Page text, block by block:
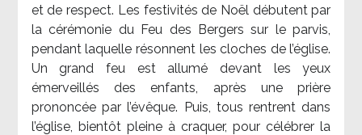
et de respect. Les festivités de Noël débutent par
la cérémonie du Feu des Bergers sur le parvis,
pendant laquelle résonnent les cloches de l’église.
Un grand feu est allumé devant les yeux
émerveillés des enfants, après une prière
prononcée par l’évêque. Puis, tous rentrent dans
l’église, bientôt pleine à craquer, pour célébrer la